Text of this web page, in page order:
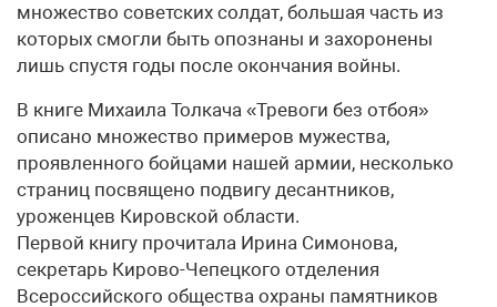
множество советских солдат, большая часть из
которых смогли быть опознаны и захоронены
лишь спустя годы после окончания войны.
В книге Михаила Толкача «Тревоги без отбоя»
описано множество примеров мужества,
проявленного бойцами нашей армии, несколько
страниц посвящено подвигу десантников,
уроженцев Кировской области.
Первой книгу прочитала Ирина Симонова,
секретарь Кирово-Чепецкого отделения
Всероссийского общества охраны памятников